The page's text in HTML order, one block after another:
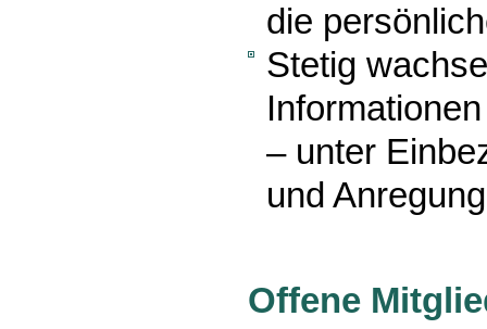
die
Stetig
– unter
und
Offene